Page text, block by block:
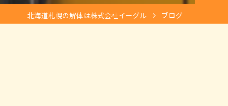
北海道札幌の解体は株式会社イーグル ブログ